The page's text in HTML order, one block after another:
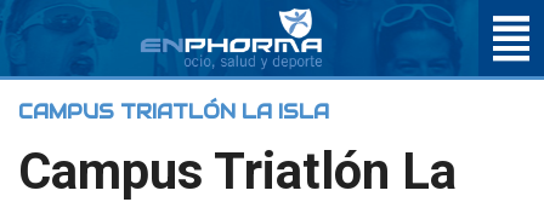
CAMPUS TRIATLÓN LA ISLA
Campus Triatlón La